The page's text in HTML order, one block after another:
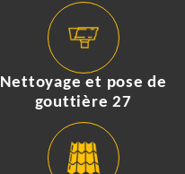
Nettoyage et pose de
gouttière 27